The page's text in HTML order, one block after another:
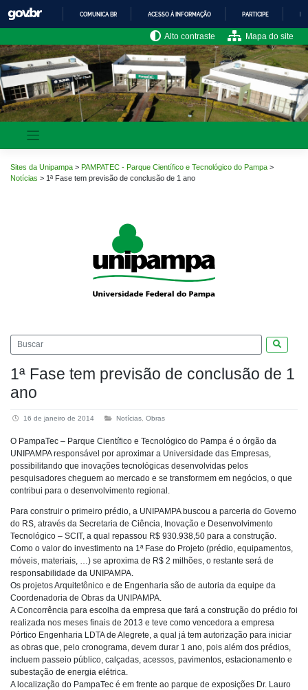
para
o
conteúdo
IR
PARA
O
CONTEÚDO
COMUNICA BR ACESSO À INFORMAÇÃO PARTICIPE
Alto contraste Mapa do site
Sites da Unipampa > PAMPATEC - Parque Científico e Tecnológico do Pampa >
Notícias > 1ª Fase tem previsão de conclusão de 1 ano
1ª Fase tem previsão de conclusão de 1
ano
16 de janeiro de 2014 Notícias Obras
O PampaTec – Parque Científico e Tecnológico do Pampa é o órgão da
UNIPAMPA responsável por aproximar a Universidade das Empresas,
possibilitando que inovações tecnológicas desenvolvidas pelos
pesquisadores cheguem ao mercado e se transformem em negócios, o que
contribui para o desenvolvimento regional.
Para construir o primeiro prédio, a UNIPAMPA buscou a parceria do Governo
do RS, através da Secretaria de Ciência, Inovação e Desenvolvimento
Tecnológico – SCIT, a qual repassou R$ 930.938,50 para a construção.
Como o valor do investimento na 1ª Fase do Projeto (prédio, equipamentos,
móveis, materiais, …) se aproxima de R$ 2 milhões, o restante será de
responsabilidade da UNIPAMPA.
Os projetos Arquitetônico e de Engenharia são de autoria da equipe da
Coordenadoria de Obras da UNIPAMPA.
A Concorrência para escolha da empresa que fará a construção do prédio foi
realizada nos meses finais de 2013 e teve como vencedora a empresa
Pórtico Engenharia LDTA de Alegrete, a qual já tem autorização para iniciar
as obras que, pelo cronograma, devem durar 1 ano, pois além dos prédios,
incluem passeio público, calçadas, acessos, pavimentos, estacionamento e
subestação de energia elétrica.
A localização do PampaTec é em frente ao parque de exposições Dr. Lauro